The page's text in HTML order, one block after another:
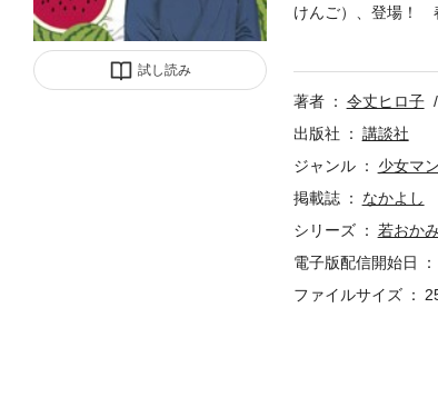
試し読み
けんご）、登場！
自信をなくした
著者 令丈ヒロ子
出版社
講談社
ジャンル
少女マ
掲載誌
なかよし
シリーズ
若おか
電子版配信開始日
ファイルサイズ